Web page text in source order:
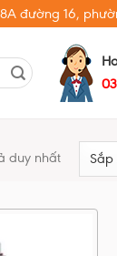
đường 16,
duy nhất